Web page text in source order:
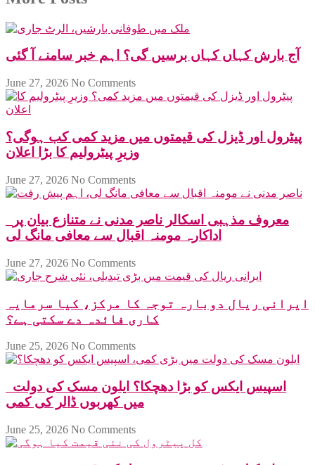
آج بارش کہاں کہاں برسیں گی؟ اہم خبر سامنے آ گئی
June 27, 2026 No Comments
پیٹرول اور ڈیزل کی قیمتوں میں مزید کمی کب ہوگی؟
وزیرِ پیٹرولیم کا بڑا اعلان
June 27, 2026 No Comments
اداکارہ مومنہ اقبال سے معافی مانگ لی
June 27, 2026 No Comments
ایرانی ریال دوبارہ توجہ کا مرکز، کیا سرمایہ
کاری فائدہ دے سکتی ہے؟
June 25, 2026 No Comments
میں کھربوں ڈالر کی کمی
June 25, 2026 No Comments